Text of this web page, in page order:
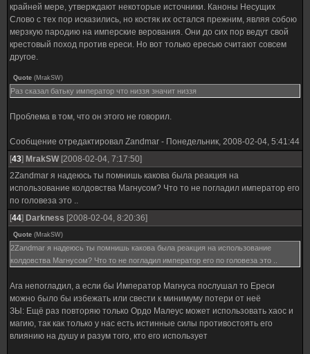
крайней мере, утверждают некоторые источники. Каноны Несущих
Слово с тех пор исказились, но костяк их остался прежним, являя собою
мерзкую пародию на имперские верования. Они до сих пор ведут свой
крестовый поход против ереси. Но вот только ересью считают совсем
другое.
Quote (MrakSW)
Раз сказал батьку император что низзя значит низзя
Проблема в том, что он этого не говорил.
Сообщение отредактировал Zandmar - Понедельник, 2008-02-04, 5:41:44
[43] MrakSW [2008-02-04, 7:17:50]
2Zandmar я надеюсь ты помнишь какова была реакция на
использование колдовства Магнусом? Что то не погладил император его
по головеза это ..
[44] Darkness [2008-02-04, 8:20:36]
Quote (MrakSW)
2Zandmar я надеюсь ты помнишь какова была реакция на использование
колдовства Магнусом? Что то не погладил император его по головеза это ..
Ага непогладил, а если бы Император Магнуса послушал то Ереси
можно было бы избежать или свести к минимуму потери от неё
ЗЫ: Ещё раз повторяю только Ордо Малеус может использовать хаос и
магию, так как только у нас есть истинные силы противостоять его
влиянию на душу и разум того, кто его использует